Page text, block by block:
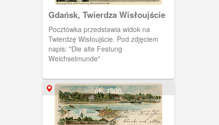
Gdańsk, Twierdza Wisłoujście
Pocztówka przedstawia widok na
Twierdzę Wisłoujście. Pod zdjęciem
napis: "Die alte Festung
Weichselmunde"
ok. 1900